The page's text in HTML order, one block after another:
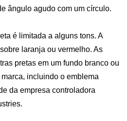
ângulo agudo com um círculo.
é limitada a alguns tons. A
laranja ou vermelho. As
pretas em um fundo branco ou
incluindo o emblema
da empresa controladora